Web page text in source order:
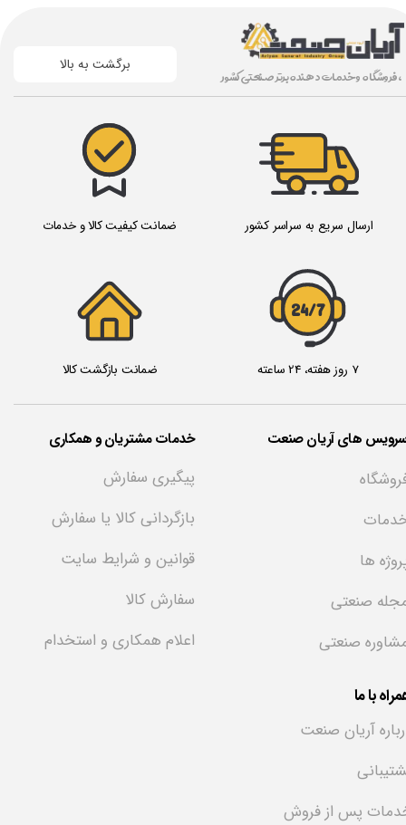
7 روز هفته، 24 ساعته ضمانت بازگشت کالا
ضمانت کیفیت کالا و خدمات
برگشت به بالا ، فروشگاه و خدمات دهنده برتر صنعتی کشور
های آریان صنعت خدمات مشتریان و همکاری
با ما
ها
صنعتی
صنعتی
پیگیری سفارش
بازگردانی کالا یا سفارش
قوانین و شرایط سایت
سفارش کالا
اعلام همکاری و استخدام
آریان صنعت
پس از فروش
ارسال سریع به سراسر کشور
24/7